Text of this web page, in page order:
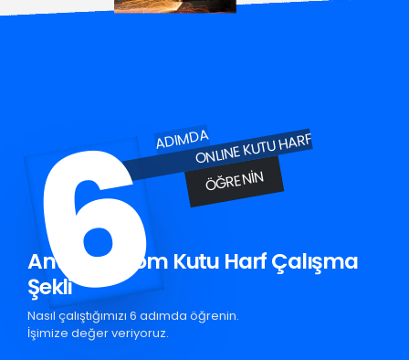
6ADIMDAONLINE KUTU HARF
ÖĞRENIN
Antalya Krom Kutu Harf Çalışma
Şekli
Nasıl çalıştığımızı 6 adımda öğrenin.
İşimize değer veriyoruz.